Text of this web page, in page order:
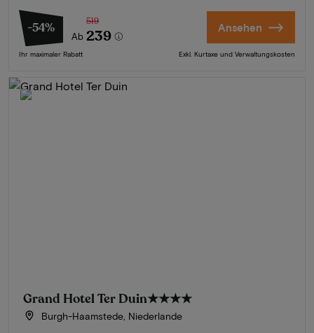
-54%
Ab
519
239
Ihr maximaler Rabatt
Ansehen
Exkl. Kurtaxe und Verwaltungskosten
Grand Hotel Ter Duin★★★★
Burgh-Haamstede, Niederlande